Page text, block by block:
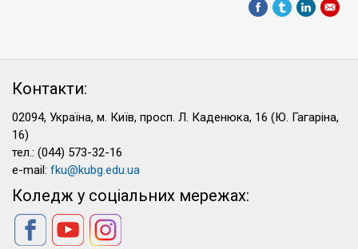
Контакти:
02094, Україна, м. Київ, просп. Л. Каденюка, 16 (Ю. Гагаріна,
16)
тел.: (044) 573-32-16
e-mail: fku@kubg.edu.ua
Коледж у соціальних мережах: